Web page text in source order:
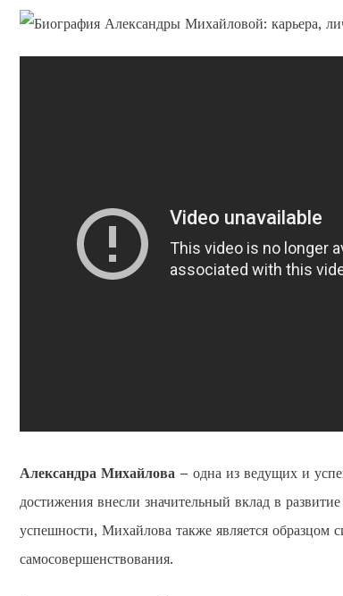
Александра Михайлова – одна из ведущих и
достижения внесли значительный вклад в
успешности, Михайлова также является образцом
самосовершенствования.